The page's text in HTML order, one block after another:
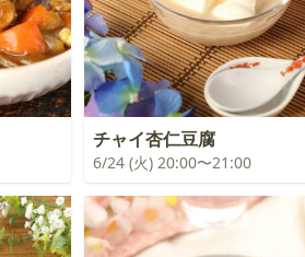
チャイ杏仁豆腐
6/24 (火) 20:00〜21:00